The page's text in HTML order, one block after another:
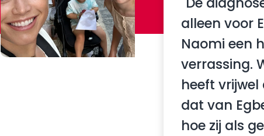
alleen voor
Naomi een
verrassing.
heeft
dat van
hoe zij als